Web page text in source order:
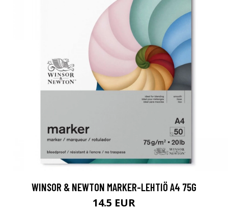
WINSOR & NEWTON MARKER-LEHTIÖ A4 75G
14.5 EUR